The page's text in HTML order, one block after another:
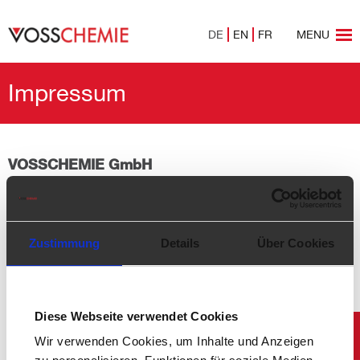
Zustimmung Details Über Cookies
Diese Webseite verwendet Cookies
Wir verwenden Cookies, um Inhalte und Anzeigen
DE EN FR MENU
Impressum
VOSSCHEMIE GmbH
Esinger Steinweg 50
Tel.: +49 (0)4122/717-0
Dieter Voss, Klaus Voss, Claus Maximilian Voss,
Registergericht Pinneberg,
Eingetragen im Handelsregister B 0265 EL,
Ust-Id-Nr. DE 134800975